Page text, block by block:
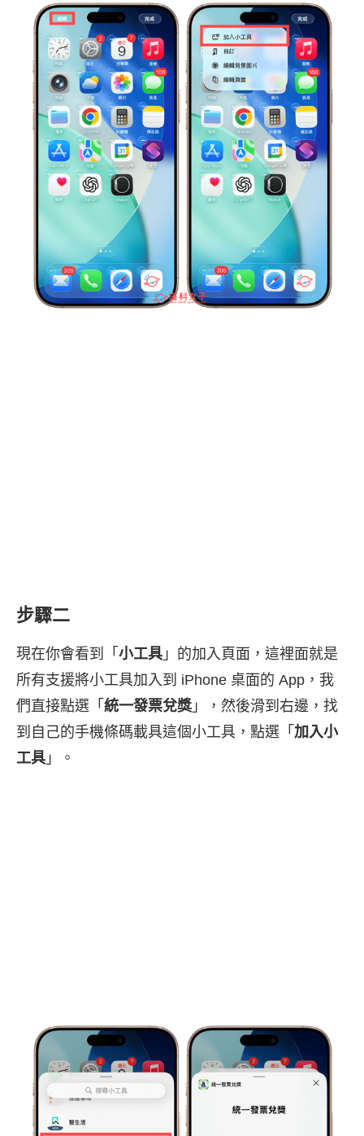
步驟二
現在你會看到「 小工具 」的加入頁面，這裡面就是
所有支援將小工具加入到 iPhone 桌面的 App，我
們直接點選「 統一發票兌獎 」，然後滑到右邊，找
到自己的手機條碼載具這個小工具，點選「 加入小
工具 」。